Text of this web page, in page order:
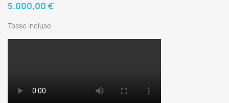
5.000,00 €
Tasse incluse